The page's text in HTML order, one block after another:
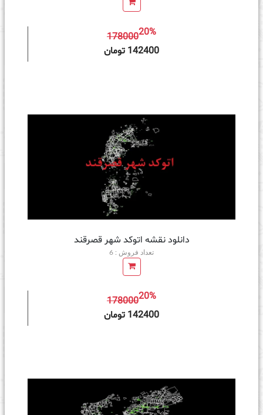
17800020%
142400 تومان
دانلود نقشه اتوکد شهر قصرقند
تعداد فروش : 6
17800020%
142400 تومان